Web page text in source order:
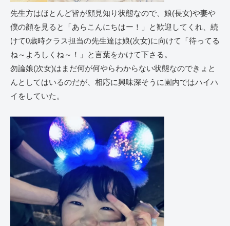
先生方はほとんど皆が顔見知り状態なので、娘(長女)や妻や
僕の顔を見ると「あらこんにちはー！」と歓迎してくれ、続
けて0歳時クラス担当の先生達は娘(次女)に向けて「待ってる
ね～よろしくね～！」と言葉をかけて下さる。
勿論娘(次女)はまだ何が何やらわからない状態なのできょと
んとしてはいるのだが、相応に興味深そうに園内ではハイハ
イをしていた。